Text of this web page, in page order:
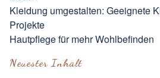
Kleidung umgestalten: Geeignete
Projekte
Hautpflege für mehr Wohlbefinden
Neuester Inhalt